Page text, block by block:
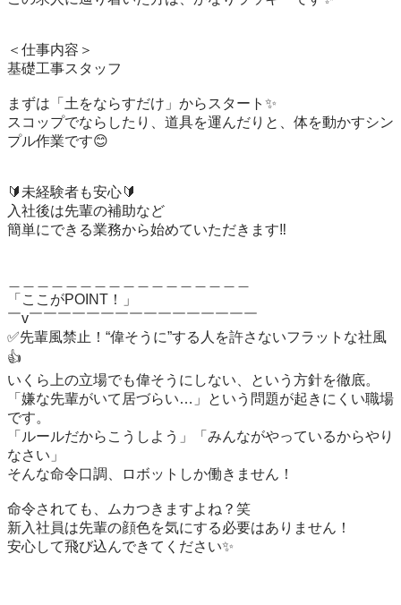
＜仕事内容＞
基礎工事スタッフ
まずは「土をならすだけ」からスタート✨
スコップでならしたり、道具を運んだりと、体を動かすシン
プル作業です😊
🔰未経験者も安心🔰
入社後は先輩の補助など
簡単にできる業務から始めていただきます‼️
「ここがPOINT！」
￣v￣￣￣￣￣￣￣￣￣￣￣￣￣￣￣￣
✅先輩風禁止！“偉そうに”する人を許さないフラットな社風
👍
いくら上の立場でも偉そうにしない、という方針を徹底。
「嫌な先輩がいて居づらい…」という問題が起きにくい職場
です。
「ルールだからこうしよう」「みんながやっているからやり
なさい」
そんな命令口調、ロボットしか働きません！
命令されても、ムカつきますよね？笑
新入社員は先輩の顔色を気にする必要はありません！
安心して飛び込んできてください✨